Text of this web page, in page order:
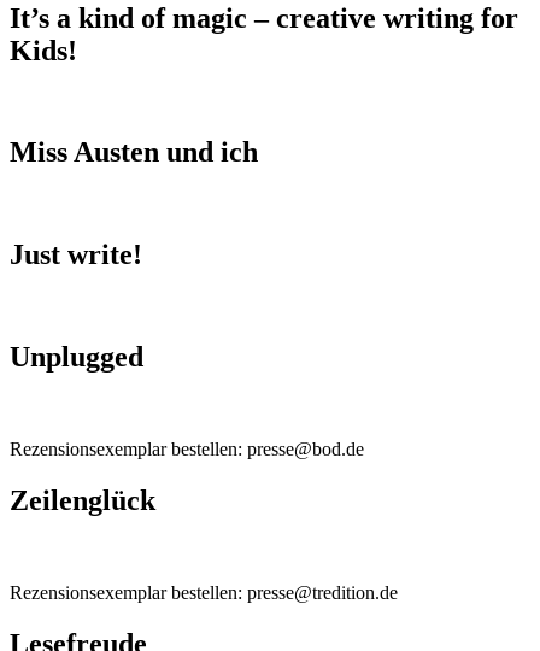
It’s a kind of magic – creative writing for
Kids!
Miss Austen und ich
Just write!
Unplugged
Rezensionsexemplar bestellen: presse@bod.de
Zeilenglück
Rezensionsexemplar bestellen: presse@tredition.de
Lesefreude